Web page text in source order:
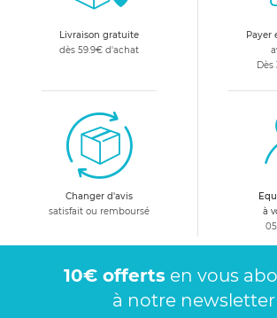
Livraison gratuite
dès 59.9€ d'achat
Payer
Changer d'avis
satisfait ou remboursé
à
10€ offerts en vous
à notre newsletter